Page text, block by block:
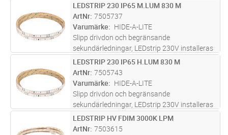
M Lägg i kundvagn
LEDSTRIP 230 IP65 M.LUM 830 M
ArtNr 7505737
Varumärke
HIDE-A-LITE
Slipp drivdon och begränsande
sekundärledningar, LEDstrip 230V installeras
och ansluts direkt till 230V, med
kapningsintervall på endast 10 cm. LEDstrip
230V skapar en jämn ljuslinje utan avbrott
och...läs mer
M Lägg i kundvagn
LEDSTRIP 230 IP65 H.LUM 830 M
ArtNr 7505743
Varumärke
HIDE-A-LITE
Slipp drivdon och begränsande
sekundärledningar, LEDstrip 230V installeras
och ansluts direkt till 230V, med
kapningsintervall på endast 10 cm. LEDstrip
M Lägg i kundvagn
LEDSTRIP HV FDIM 3000K LPM
ArtNr 7503615